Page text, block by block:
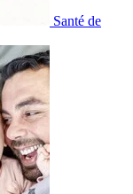
Santé de